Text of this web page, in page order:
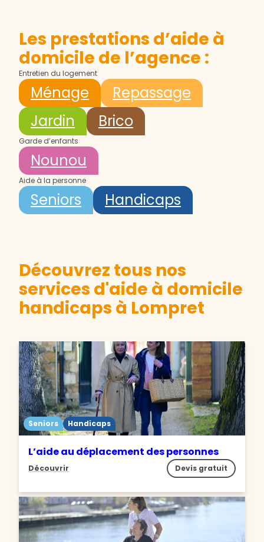
Les prestations d’aide à
domicile de l’agence :
Entretien du logement
Ménage
Repassage
Jardin
Brico
Garde d’enfants
Nounou
Aide à la personne
Seniors Handicaps
Découvrez tous nos
services d'aide à domicile
handicaps à Lompret
Seniors Handicaps
L’aide au déplacement des personnes
Découvrir Devis gratuit